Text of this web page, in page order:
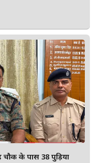
के पास 38 पुड़िया